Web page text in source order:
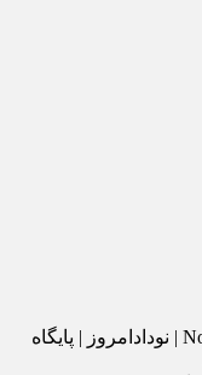
با عضویت در خبرنامه سایت " NodadEmrooz | نودادامروز | پايگاه